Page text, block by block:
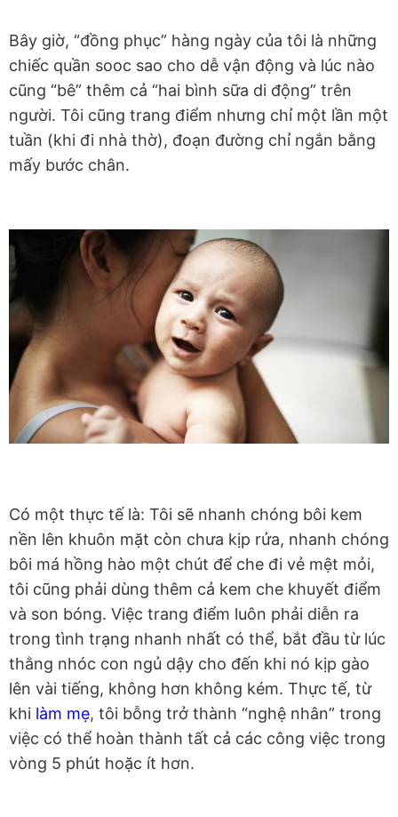
Bây giờ, “đồng phục” hàng ngày của tôi là những
chiếc quần sooc sao cho dễ vận động và lúc nào
cũng “bê” thêm cả “hai bình sữa di động” trên
người. Tôi cũng trang điểm nhưng chỉ một lần một
tuần (khi đi nhà thờ), đoạn đường chỉ ngắn bằng
mấy bước chân.
Có một thực tế là: Tôi sẽ nhanh chóng bôi kem
nền lên khuôn mặt còn chưa kịp rửa, nhanh chóng
bôi má hồng hào một chút để che đi vẻ mệt mỏi,
tôi cũng phải dùng thêm cả kem che khuyết điểm
và son bóng. Việc trang điểm luôn phải diễn ra
trong tình trạng nhanh nhất có thể, bắt đầu từ lúc
thằng nhóc con ngủ dậy cho đến khi nó kịp gào
lên vài tiếng, không hơn không kém. Thực tế, từ
khi làm mẹ, tôi bỗng trở thành “nghệ nhân” trong
việc có thể hoàn thành tất cả các công việc trong
vòng 5 phút hoặc ít hơn.